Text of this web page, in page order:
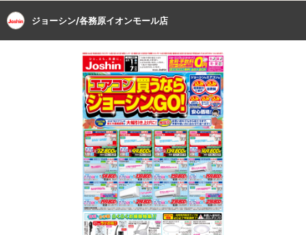
ジョーシン/各務原イオンモール店